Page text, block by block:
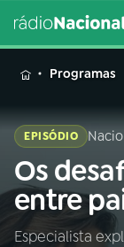
MENU
Buscar
na
Rádio
Nacional
Programas
EPISÓDIO
Os
entre
Especialista